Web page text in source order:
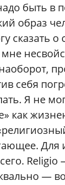
быть в
образ
сказать
себя
Я не
как
Для
—